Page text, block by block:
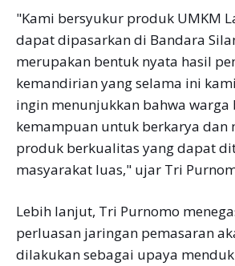
"Kami bersyukur produk UMKM
dapat dipasarkan di Bandara
merupakan bentuk nyata hasil
kemandirian yang selama ini
ingin menunjukkan bahwa
kemampuan untuk berkarya dan
produk berkualitas yang dapat
masyarakat luas," ujar Tri
Lebih lanjut, Tri Purnomo
perluasan jaringan pemasaran
dilakukan sebagai upaya